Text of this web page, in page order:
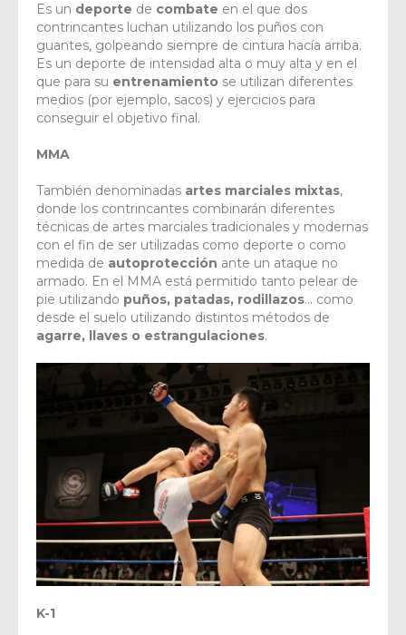
Es un deporte de combate en el que dos
contrincantes luchan utilizando los puños con
guantes, golpeando siempre de cintura hacía arriba.
Es un deporte de intensidad alta o muy alta y en el
que para su entrenamiento se utilizan diferentes
medios (por ejemplo, sacos) y ejercicios para
conseguir el objetivo final.
MMA
También denominadas artes marciales mixtas,
donde los contrincantes combinarán diferentes
técnicas de artes marciales tradicionales y modernas
con el fin de ser utilizadas como deporte o como
medida de autoprotección ante un ataque no
armado. En el MMA está permitido tanto pelear de
pie utilizando puños, patadas, rodillazos… como
desde el suelo utilizando distintos métodos de
agarre, llaves o estrangulaciones.
K-1